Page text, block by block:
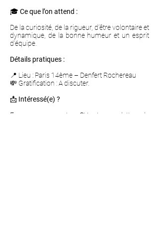
🎓 Ce que l’on attend :
De la curiosité, de la rigueur, d’être volontaire et
dynamique, de la bonne humeur et un esprit
d’équipe.
Détails pratiques :
📍 Lieu : Paris 14ème – Denfert Rochereau
💸 Gratification : A discuter.
📩 Intéressé(e) ?
Envoyez-nous votre CV et une lettre de